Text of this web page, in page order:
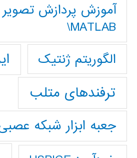
آموزش پردازش تصوير
MATLAB\
الگوریتم ژنتیک
ترفندهای متلب
جعبه ابزار شبکه